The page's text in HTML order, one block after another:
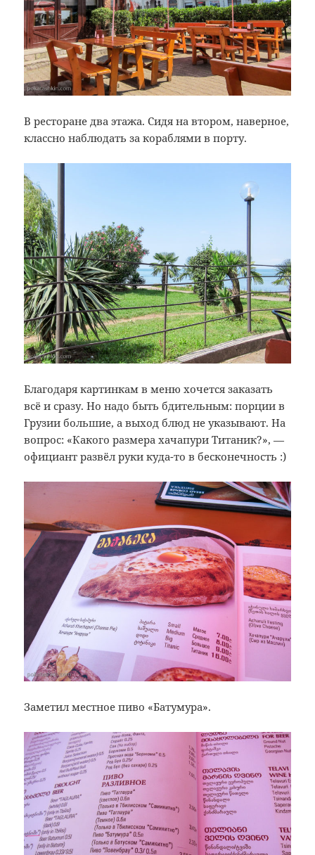
В ресторане два этажа. Сидя на втором, наверное,
классно наблюдать за кораблями в порту.
Благодаря картинкам в меню хочется заказать
всё и сразу. Но надо быть бдительным: порции в
Грузии большие, а выход блюд не указывают. На
вопрос: «Какого размера хачапури Титаник?», —
официант развёл руки куда-то в бесконечность :)
Заметил местное пиво «Батумура».